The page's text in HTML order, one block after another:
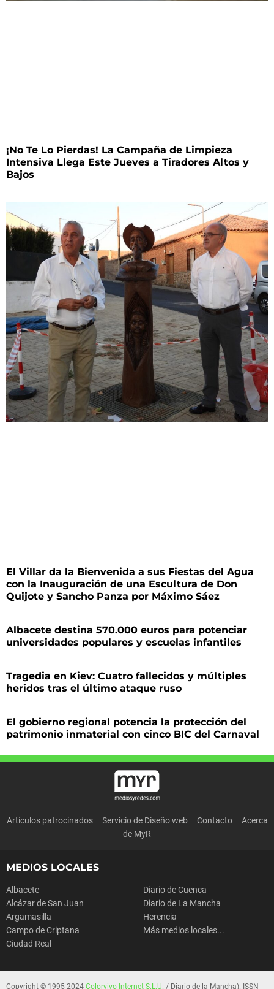
¡No Te Lo Pierdas! La Campaña de Limpieza
Intensiva Llega Este Jueves a Tiradores Altos y
Bajos
El Villar da la Bienvenida a sus Fiestas del Agua
con la Inauguración de una Escultura de Don
Quijote y Sancho Panza por Máximo Sáez
Albacete destina 570.000 euros para potenciar
universidades populares y escuelas infantiles
Tragedia en Kiev: Cuatro fallecidos y múltiples
heridos tras el último ataque ruso
El gobierno regional potencia la protección del
patrimonio inmaterial con cinco BIC del Carnaval
Artículos patrocinados Servicio de Diseño web Contacto
Acerca
de MyR
MEDIOS LOCALES
Albacete
Alcázar de San Juan
Argamasilla
Campo de Criptana
Ciudad Real
Diario de Cuenca
Diario de La Mancha
Herencia
Más medios locales...
Copyright © 1995-2024 Colorvivo Internet S.L.U. / Diario de la Mancha). ISSN